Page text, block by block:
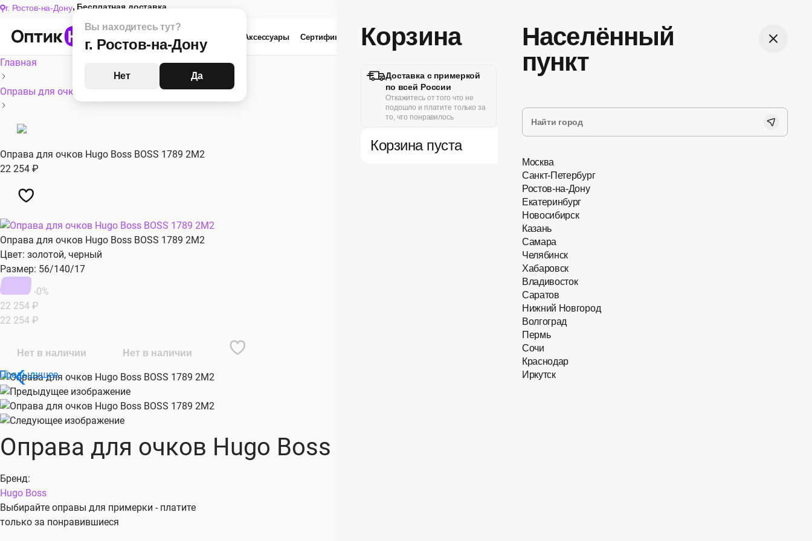
г. Ростов-на-Дону, Бесплатная доставка
Аксессуары Сертификат Линзы Проверка зрения
Корзина
Доставка с примеркой
по всей России
Откажитесь от того что не
подошло и платите только за
то, что понравилось
Удобная оплата
или картой
Корзина пуста
Женские
Мужские
Все
Населённый
пункт
Москва
Санкт-Петербург
Ростов-на-Дону
Екатеринбург
Новосибирск
Казань
Самара
Челябинск
Хабаровск
Владивосток
Саратов
Нижний Новгород
Волгоград
Пермь
Сочи
Краснодар
Иркутск
Главная
Оправы для очков
Оправа для очков Hugo Boss BOSS​ 1789​ 2M2
22 254 ₽
Оправа для очков Hugo Boss BOSS​ 1789​ 2M2
Цвет: золотой, черный
Размер: 56/140/17
-0%
22 254 ₽
22 254 ₽
Нет в наличии Нет в наличии
Оправа для очков Hugo Boss BOSS​ 1789​ 2M2
Бренд:
Hugo Boss
Выбирайте оправы для примерки - платите
только за понравившиеся